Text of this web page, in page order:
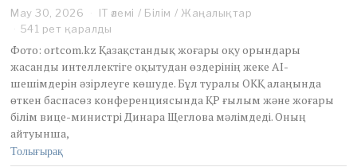
May 30, 2026
a
3
0
,
2
0
IT әлемі / Білім / Жаңалықтар
541 рет қаралды
Фото: ortcom.kz Қазақстандық жоғары оқу орындары
жасанды интеллектіге оқытудан өздерінің жеке AI-
шешімдерін әзірлеуге көшуде. Бұл туралы ОКҚ алаңында
өткен баспасөз конференциясында ҚР ғылым және жоғары
білім вице-министрі Динара Щеглова мәлімдеді. Оның
айтуынша,
Толығырақ